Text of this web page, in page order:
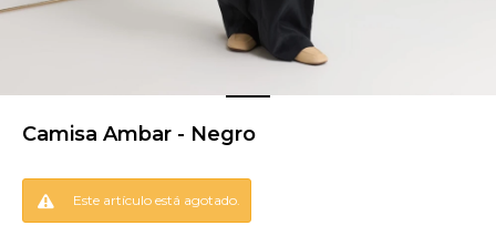
Camisa Ambar - Negro
Este artículo está agotado.